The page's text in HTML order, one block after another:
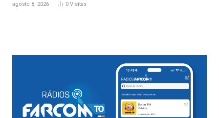
agosto 8, 2026 0 Visitas